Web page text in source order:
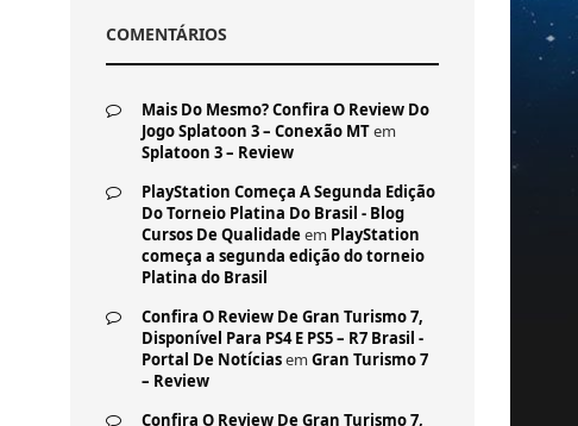
COMENTÁRIOS
Mais Do Mesmo? Confira O Review Do
Jogo Splatoon 3 – Conexão MTem
Splatoon 3 – Review
PlayStation Começa A Segunda Edição
Do Torneio Platina Do Brasil - Blog
Cursos De Qualidade em PlayStation
começa a segunda edição do torneio
Platina do Brasil
Confira O Review De Gran Turismo 7,
Disponível Para PS4 E PS5 – R7 Brasil -
Portal De Notíciasem Gran Turismo 7
– Review
Confira O Review De Gran Turismo 7,